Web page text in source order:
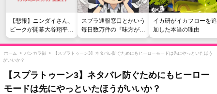
【悲報】ニンダイさん、
ピークが開幕大谷翔平の
がっかりダイレクトだっ
たと言われてしまう
スプラ通報窓口とかいう
毎日数万件の『味方が弱
い』愚痴を読まされる苦
行
イカ研がイカフローを追
加した本当の理由
ホーム > バンカラ街 >
【スプラトゥーン3】ネタバレ防ぐためにもヒーローモードは先にやっといたほう
がいいか？
【スプラトゥーン3】ネタバレ防ぐためにもヒーロー
モードは先にやっといたほうがいいか？